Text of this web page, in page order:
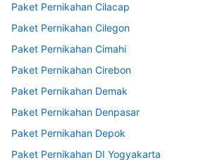
Paket Pernikahan Cilacap
Paket Pernikahan Cilegon
Paket Pernikahan Cimahi
Paket Pernikahan Cirebon
Paket Pernikahan Demak
Paket Pernikahan Denpasar
Paket Pernikahan Depok
Paket Pernikahan DI Yogyakarta